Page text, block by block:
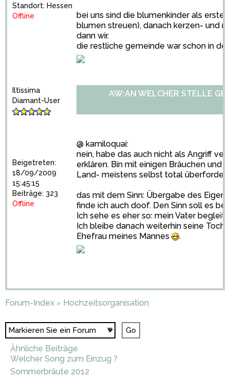
Standort: Hessen
Offline
bei uns sind die blumenkinder als
blumen streuen), danach kerzen- und
dann wir.
die restliche gemeinde war schon in der
Iltissima
Diamant-User
Beigetreten:
18/09/2009
15:45:15
Beiträge: 323
Offline
AW:AN WELCHER STELLE
@ kamiloquai:
nein, habe das auch nicht als Angriff
erklären. Bin mit einigen Bräuchen und
Land- meistens selbst total
das mit dem Sinn: Übergabe des
finde ich auch doof. Den Sinn soll es
Ich sehe es eher so: mein Vater
Ich bleibe danach weiterhin seine
Ehefrau meines Mannes
.
Forum-Index » Hochzeitsorganisation
Ähnliche Beiträge
Welcher Song zum Einzug ?
Sommerbräute 2012